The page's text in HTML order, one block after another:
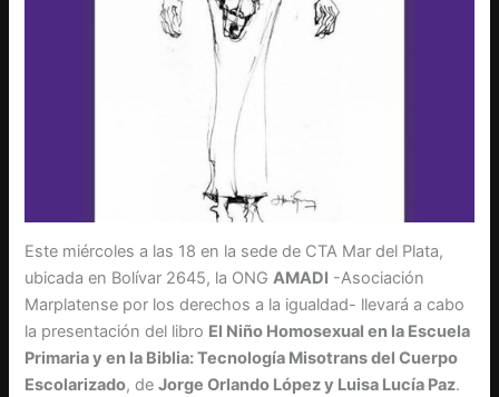
Este miércoles a las 18 en la sede de CTA Mar del Plata,
ubicada en Bolívar 2645, la ONGAMADI -Asociación
Marplatense por los derechos a la igualdad- llevará a cabo
la presentación del libro El Niño Homosexual en la Escuela
Primaria y en la Biblia: Tecnología Misotrans del Cuerpo
Escolarizado, deJorge Orlando López y Luisa Lucía Paz.